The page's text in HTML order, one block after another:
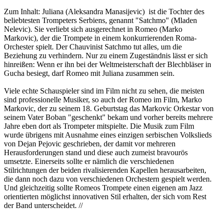
Zum Inhalt: Juliana (Aleksandra Manasijevic) ist die Tochter des
beliebtesten Trompeters Serbiens, genannt "Satchmo" (Mladen
Nelevic). Sie verliebt sich ausgerechnet in Romeo (Marko
Markovic), der die Trompete in einem konkurrierenden Roma-
Orchester spielt. Der Chauvinist Satchmo tut alles, um die
Beziehung zu verhindern. Nur zu einem Zugeständnis lässt er sich
hinreißen: Wenn er ihn bei der Weltmeisterschaft der Blechbläser in
Gucha besiegt, darf Romeo mit Juliana zusammen sein.
Viele echte Schauspieler sind im Film nicht zu sehen, die meisten
sind professionelle Musiker, so auch der Romeo im Film, Marko
Markovic, der zu seinem 18. Geburtstag das Markovic Orkestar von
seinem Vater Boban "geschenkt" bekam und vorher bereits mehrere
Jahre eben dort als Trompeter mitspielte. Die Musik zum Film
wurde übrigens mit Ausnahme eines einzigen serbischen Volkslieds
von Dejan Pejovic geschrieben, der damit vor mehreren
Herausforderungen stand und diese auch zumeist bravourös
umsetzte. Einerseits sollte er nämlich die verschiedenen
Stilrichtungen der beiden rivalisierenden Kapellen herausarbeiten,
die dann noch dazu von verschiedenen Orchestern gespielt werden.
Und gleichzeitig sollte Romeos Trompete einen eigenen am Jazz
orientierten möglichst innovativen Stil erhalten, der sich vom Rest
der Band unterscheidet. //